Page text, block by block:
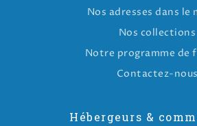
Nos adresses dans le
Nos collections
Notre programme de
Contactez-nous
Hébergeurs &